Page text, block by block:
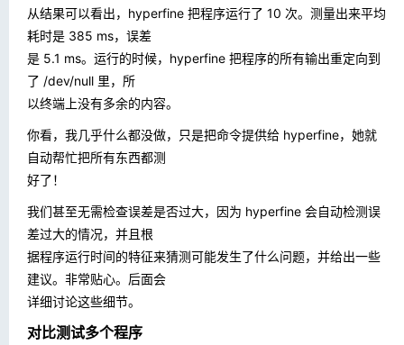
从结果可以看出，hyperfine 把程序运行了 10 次。测量出来平均
耗时是 385 ms，误差
是 5.1 ms。运行的时候，hyperfine 把程序的所有输出重定向到
了 /dev/null 里，所
以终端上没有多余的内容。
你看，我几乎什么都没做，只是把命令提供给 hyperfine，她就
自动帮忙把所有东西都测
好了！
我们甚至无需检查误差是否过大，因为 hyperfine 会自动检测误
差过大的情况，并且根
据程序运行时间的特征来猜测可能发生了什么问题，并给出一些
建议。非常贴心。后面会
详细讨论这些细节。
对比测试多个程序